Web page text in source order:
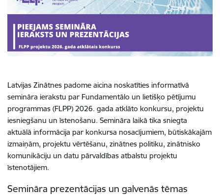
Latvijas Zinātnes padome aicina noskatīties informatīvā
semināra ierakstu par Fundamentālo un lietišķo pētījumu
programmas (FLPP) 2026. gada atklāto konkursu, projektu
iesniegšanu un īstenošanu. Semināra laikā tika sniegta
aktuālā informācija par konkursa nosacījumiem, būtiskākajām
izmaiņām, projektu vērtēšanu, zinātnes politiku, zinātnisko
komunikāciju un datu pārvaldības atbalstu projektu
īstenotājiem.
Semināra prezentācijas un galvenās tēmas